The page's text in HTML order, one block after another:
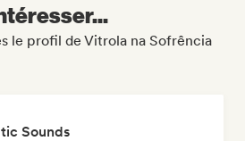
le profil de Vitrola na Sofrência
Sounds